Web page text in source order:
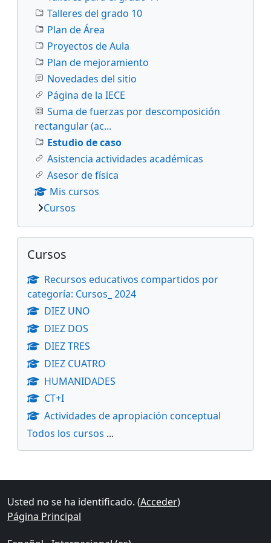
Talleres del grado 10
Plan de Área
Proyectos de Aula
Plan de mejoramiento
Novedades del sitio
Página de la IECE
Suma de fuerzas por descomposición
rectangular (ac...
Estudio de caso
Asistencia actividades académicas
Asesor de física
Mis cursos
Cursos
Salta Cursos
Cursos
Recursos educativos compartidos por
categoría: Cursos_ 2024
DIEZ UNO
DIEZ DOS
DIEZ TRES
DIEZ CUATRO
HUMANIDADES
CT+I
Actividades de apropiación conceptual
Todos los cursos ...
Bloques suplementarios
Usted no se ha identificado. (Acceder)
Página Principal